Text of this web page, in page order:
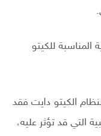
للكيتو
الكيتو دايت فقد
التي قد تؤثر عليه،